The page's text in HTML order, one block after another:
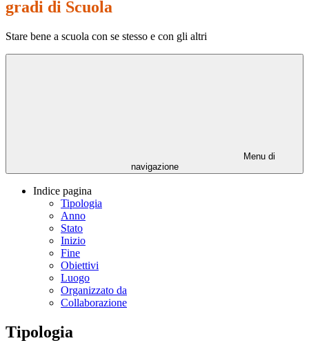
gradi di Scuola
Stare bene a scuola con se stesso e con gli altri
Menu di
navigazione
Indice pagina
Tipologia
Anno
Stato
Inizio
Fine
Obiettivi
Luogo
Organizzato da
Collaborazione
Tipologia